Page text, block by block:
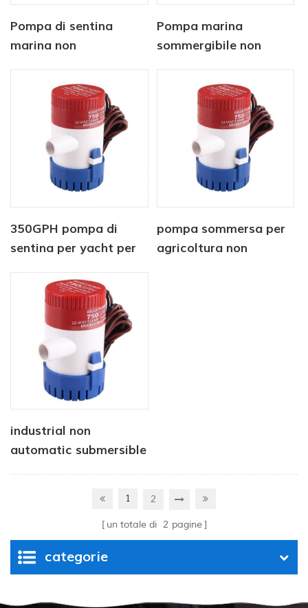
Pompa di sentina
marina non
Pompa marina
sommergibile non
350GPH pompa di
sentina per yacht per
azionate a corrente
continua
pompa sommersa per
agricoltura non
industrial non
automatic submersible
1 2
un totale di 2 pagine
categorie